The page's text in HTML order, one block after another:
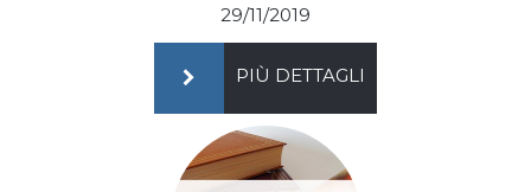
29/11/2019
PIÙ DETTAGLI